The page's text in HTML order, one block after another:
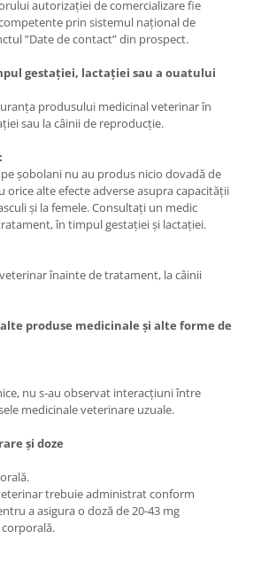
autorizației de comercializare fie
prin sistemul național de
”Date de contact” din prospect.
gestației, lactației sau a ouatului
produsului medicinal veterinar în
sau la câinii de reproducție.
șobolani nu au produs nicio dovadă de
orice alte efecte adverse asupra capacității
și la femele. Consultați un medic
în timpul gestației și lactației.
înainte de tratament, la câinii
produse medicinale și alte forme de
nu s-au observat interacțiuni între
medicinale veterinare uzuale.
și doze
trebuie administrat conform
a asigura o doză de 20-43 mg